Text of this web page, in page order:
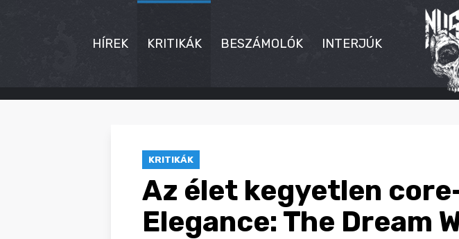
HÍREK KRITIKÁK BESZÁMOLÓK INTERJÚK
HÍREK
KRITIKÁK
Az élet kegyetlen
Elegance: The Dream